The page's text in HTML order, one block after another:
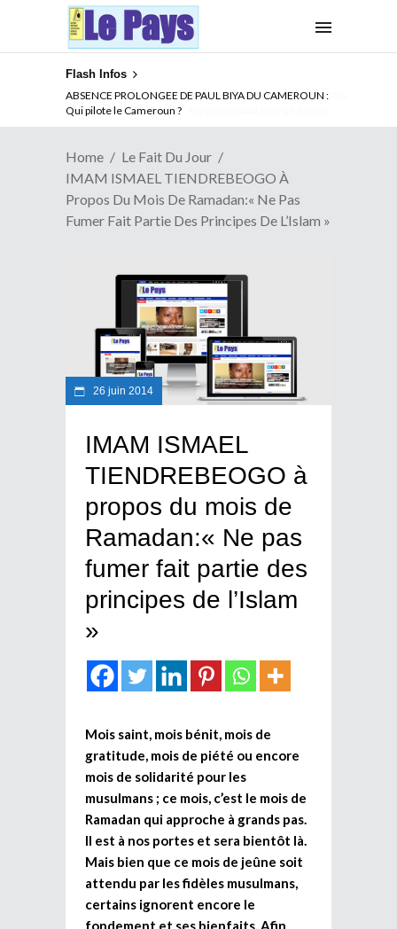
Flash Infos
ABSENCE PROLONGEE DE PAUL BIYA DU CAMEROUN :
Qui pilote le Cameroun ?
Home
Le Fait Du Jour
IMAM ISMAEL TIENDREBEOGO À
Propos Du Mois De Ramadan:« Ne Pas
Fumer Fait Partie Des Principes De L’Islam »
26 juin 2014
IMAM ISMAEL
TIENDREBEOGO à
propos du mois de
Ramadan:« Ne pas
fumer fait partie des
principes de l’Islam
»
Mois saint, mois bénit, mois de
gratitude, mois de piété ou encore
mois de solidarité pour les
musulmans ; ce mois, c’est le mois de
Ramadan qui approche à grands pas.
Il est à nos portes et sera bientôt là.
Mais bien que ce mois de jeûne soit
attendu par les fidèles musulmans,
certains ignorent encore le
fondement et ses bienfaits. Afin